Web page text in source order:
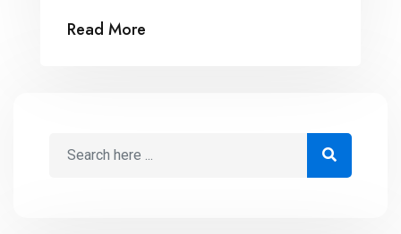
Read More